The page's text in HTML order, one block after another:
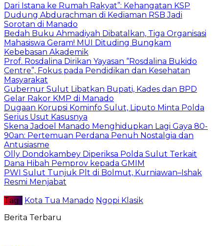
Dari Istana ke Rumah Rakyat”: Kehangatan KSP
Dudung Abdurachman di Kediaman RSB Jadi
Sorotan di Manado
Bedah Buku Ahmadiyah Dibatalkan, Tiga Organisasi
Mahasiswa Geram! MUI Dituding Bungkam
Kebebasan Akademik
Prof. Rosdalina Dirikan Yayasan “Rosdalina Bukido
Centre”, Fokus pada Pendidikan dan Kesehatan
Masyarakat
Gubernur Sulut Libatkan Bupati, Kades dan BPD
Gelar Rakor KMP di Manado
Dugaan Korupsi Kominfo Sulut, Liputo Minta Polda
Serius Usut Kasusnya
Skena Jadoel Manado Menghidupkan Lagi Gaya 80-
90an: Pertemuan Perdana Penuh Nostalgia dan
Antusiasme
Olly Dondokambey Diperiksa Polda Sulut Terkait
Dana Hibah Pemprov kepada GMIM
PWI Sulut Tunjuk Plt di Bolmut, Kurniawan–Ishak
Resmi Menjabat
Tag : Kota Tua Manado Ngopi Klasik
Berita Terbaru